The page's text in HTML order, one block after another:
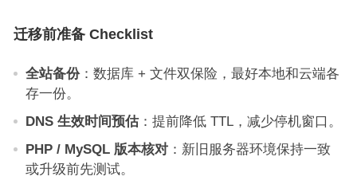
迁移前准备 Checklist
全站备份：数据库 + 文件双保险，最好本地和云端各
存一份。
DNS 生效时间预估：提前降低 TTL，减少停机窗口。
PHP / MySQL 版本核对：新旧服务器环境保持一致
或升级前先测试。